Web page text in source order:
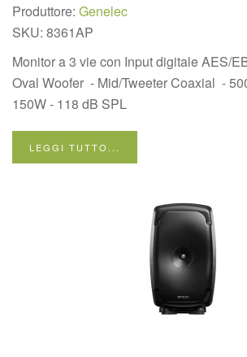
Produttore: Genelec
SKU: 8361AP
Monitor a 3 vie con Input digitale AES/
Oval Woofer - Mid/Tweeter Coaxial -
150W - 118 dB SPL
LEGGI TUTTO...